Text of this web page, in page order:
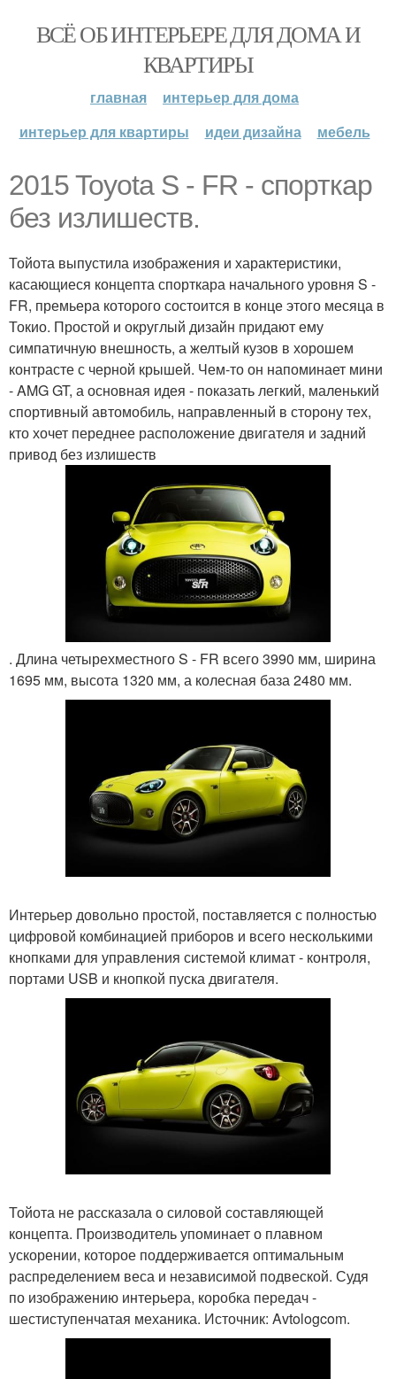
ВСЁ ОБ ИНТЕРЬЕРЕ ДЛЯ ДОМА И
КВАРТИРЫ
главная
интерьер для дома
интерьер для квартиры
идеи дизайна мебель
2015 Toyota S - FR - спорткар
без излишеств.
Тойота выпустила изображения и характеристики,
касающиеся концепта спорткара начального уровня S -
FR, премьера которого состоится в конце этого месяца в
Токио. Простой и округлый дизайн придают ему
симпатичную внешность, а желтый кузов в хорошем
контрасте с черной крышей. Чем-то он напоминает мини
- AMG GT, а основная идея - показать легкий, маленький
спортивный автомобиль, направленный в сторону тех,
кто хочет переднее расположение двигателя и задний
привод без излишеств
. Длина четырехместного S - FR всего 3990 мм, ширина
1695 мм, высота 1320 мм, а колесная база 2480 мм.
Интерьер довольно простой, поставляется с полностью
цифровой комбинацией приборов и всего несколькими
кнопками для управления системой климат - контроля,
портами USB и кнопкой пуска двигателя.
Тойота не рассказала о силовой составляющей
концепта. Производитель упоминает о плавном
ускорении, которое поддерживается оптимальным
распределением веса и независимой подвеской. Судя
по изображению интерьера, коробка передач -
шестиступенчатая механика. Источник: Avtologcom.